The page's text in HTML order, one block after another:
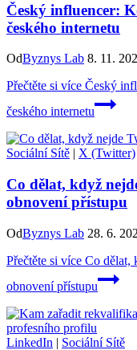
Český influencer:
českého internetu
OdByznys Lab 8. 11.
Přečtěte si více Český
českého internetu
Sociální Sítě | X (Twitter)
Co dělat, když
obnovení přístupu
OdByznys Lab 28. 6.
Přečtěte si více Co dělat,
obnovení přístupu
LinkedIn | Sociální Sítě